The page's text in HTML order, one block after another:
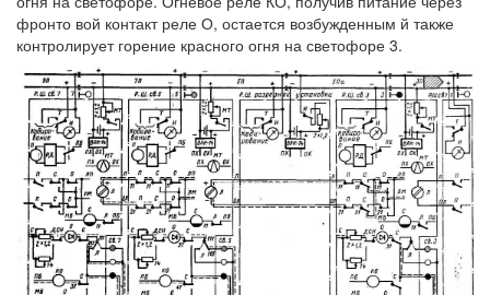
фронто вой контакт реле О, остается возбужденным й также
контролирует горение красного огня на светофоре 3.